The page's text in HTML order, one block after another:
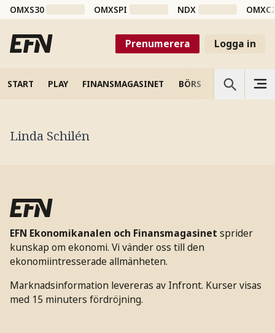
OMXS30 OMXSPI NDX
Prenumerera Logga in
START PLAY FINANSMAGASINET BÖRS VETENSKAP
Linda Schilén
EFN Ekonomikanalen och Finansmagasinet sprider
kunskap om ekonomi. Vi vänder oss till den
ekonomiintresserade allmänheten.
Marknadsinformation levereras av Infront. Kurser visas
med 15 minuters fördröjning.